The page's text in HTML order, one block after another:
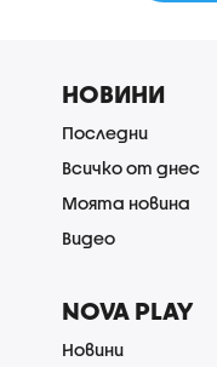
НОВИНИ
Последни
Всичко от днес
Моята новина
Видео
NOVA PLAY
Новини